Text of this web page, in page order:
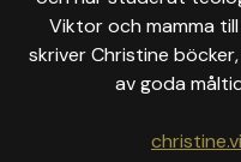
Viktor och mamma
skriver Christine
av goda